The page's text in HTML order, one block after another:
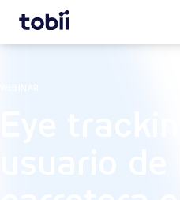
Inicio